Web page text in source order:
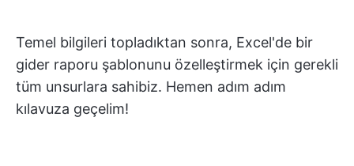
Temel bilgileri topladıktan sonra, Excel'de bir
gider raporu şablonunu özelleştirmek için gerekli
tüm unsurlara sahibiz. Hemen adım adım
kılavuza geçelim!